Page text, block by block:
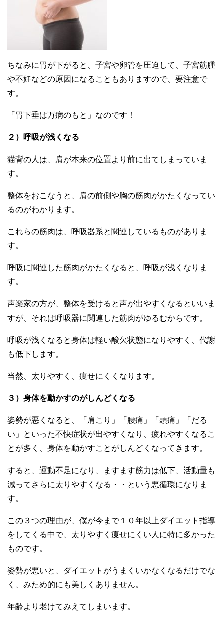
ちなみに胃が下がると、子宮や卵管を圧迫して、子宮筋腫
や不妊などの原因になることもありますので、要注意で
す。
「胃下垂は万病のもと」なのです！
２）呼吸が浅くなる
猫背の人は、肩が本来の位置より前に出てしまっていま
す。
整体をおこなうと、肩の前側や胸の筋肉がかたくなってい
るのがわかります。
これらの筋肉は、呼吸器系と関連しているものがありま
す。
呼吸に関連した筋肉がかたくなると、呼吸が浅くなりま
す。
声楽家の方が、整体を受けると声が出やすくなるといいま
すが、それは呼吸器に関連した筋肉がゆるむからです。
呼吸が浅くなると身体は軽い酸欠状態になりやすく、代謝
も低下します。
当然、太りやすく、痩せにくくなります。
３）身体を動かすのがしんどくなる
姿勢が悪くなると、「肩こり」「腰痛」「頭痛」「だる
い」といった不快症状が出やすくなり、疲れやすくなるこ
とが多く、身体を動かすことがしんどくなってきます。
すると、運動不足になり、ますます筋力は低下、活動量も
減ってさらに太りやすくなる・・という悪循環になりま
す。
この３つの理由が、僕が今まで１０年以上ダイエット指導
をしてくる中で、太りやすく痩せにくい人に特に多かった
ものです。
姿勢が悪いと、ダイエットがうまくいかなくなるだけでな
く、みため的にも美しくありません。
年齢より老けてみえてしまいます。